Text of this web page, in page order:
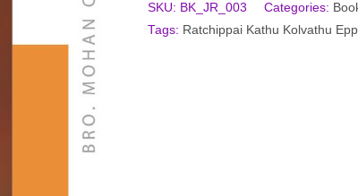
SKU: BK_JR_003 Categories:
Tags: Ratchippai Kathu Kolvathu